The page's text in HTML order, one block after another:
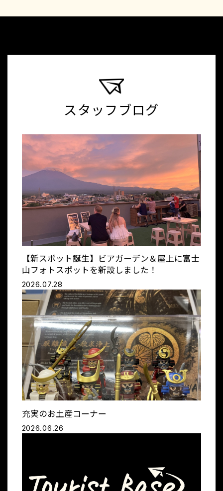
スタッフブログ
【新スポット誕生】ビアガーデン＆屋上に富士
山フォトスポットを新設しました！
2026.07.28
充実のお土産コーナー
2026.06.26